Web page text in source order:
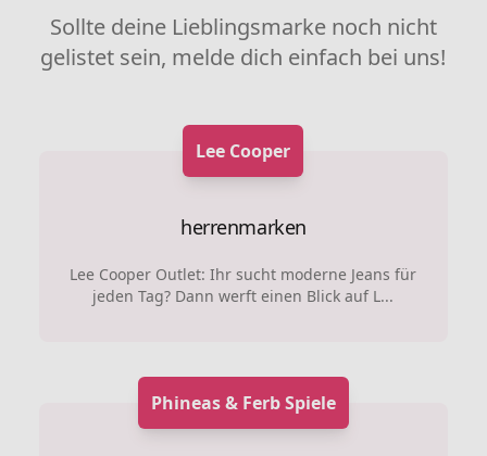
Sollte deine Lieblingsmarke noch nicht
gelistet sein, melde dich einfach bei uns!
Lee Cooper
herrenmarken
Lee Cooper Outlet: Ihr sucht moderne Jeans für
jeden Tag? Dann werft einen Blick auf L...
Phineas & Ferb Spiele